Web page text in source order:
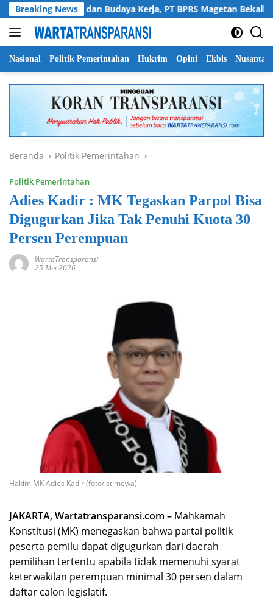
Langsung
ke
konten
Breaking News
Perkuat SDM dan Budaya Kerja, PT BPRS Magetan Bekali
Nasional Politik Pemerintahan Hukrim Opini Ekbis Nusantara
Beranda Politik Pemerintahan
Politik Pemerintahan
Adies Kadir : MK Tegaskan Parpol Bisa
Digugurkan Jika Tak Penuhi Kuota 30
Persen Perempuan
WartaTransparansi
25 Mei 2026
Hakim MK Adies Kadir (foto/istimewa)
JAKARTA, Wartatransparansi.com – Mahkamah
Konstitusi (MK) menegaskan bahwa partai politik
peserta pemilu dapat digugurkan dari daerah
pemilihan tertentu apabila tidak memenuhi syarat
keterwakilan perempuan minimal 30 persen dalam
daftar calon legislatif.